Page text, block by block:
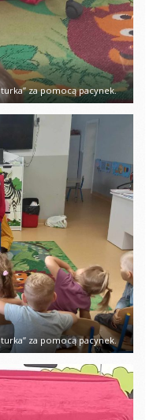
za pomocą pacynek.
za pomocą pacynek.